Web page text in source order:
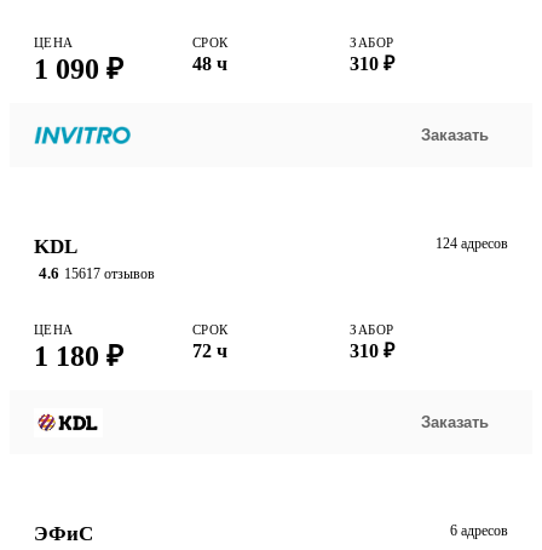
ЦЕНА
1 090 ₽
СРОК
48 ч
ЗАБОР
310 ₽
Заказать
KDL
4.6 15617 отзывов
124 адресов
ЦЕНА
1 180 ₽
СРОК
72 ч
ЗАБОР
310 ₽
Заказать
ЭФиС 6 адресов